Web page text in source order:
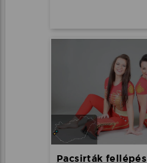
Pacsirták fellépés